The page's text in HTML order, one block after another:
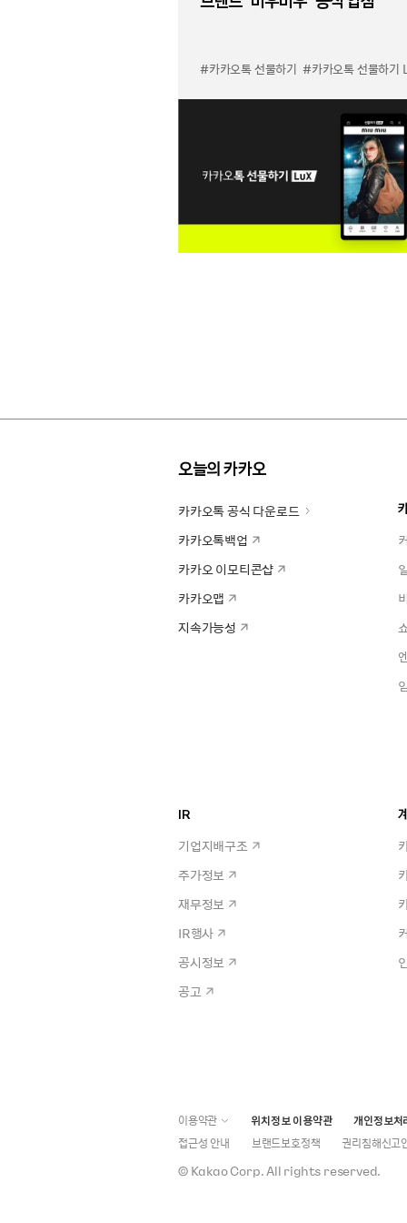
#카카오톡 선물하기 #카카오톡 선물하기 LuX 미우미우
오늘의 카카오
카카오톡 공식 다운로드
카카오톡백업
카카오 이모티콘샵
카카오맵
지속가능성
IR
기업지배구조
주가정보
재무정보
IR행사
공시정보
공고
이용약관 위치정보 이용약관
개인정보처
접근성 안내
브랜드보호정책 권리침해신고
© Kakao Corp.All rights reserved.